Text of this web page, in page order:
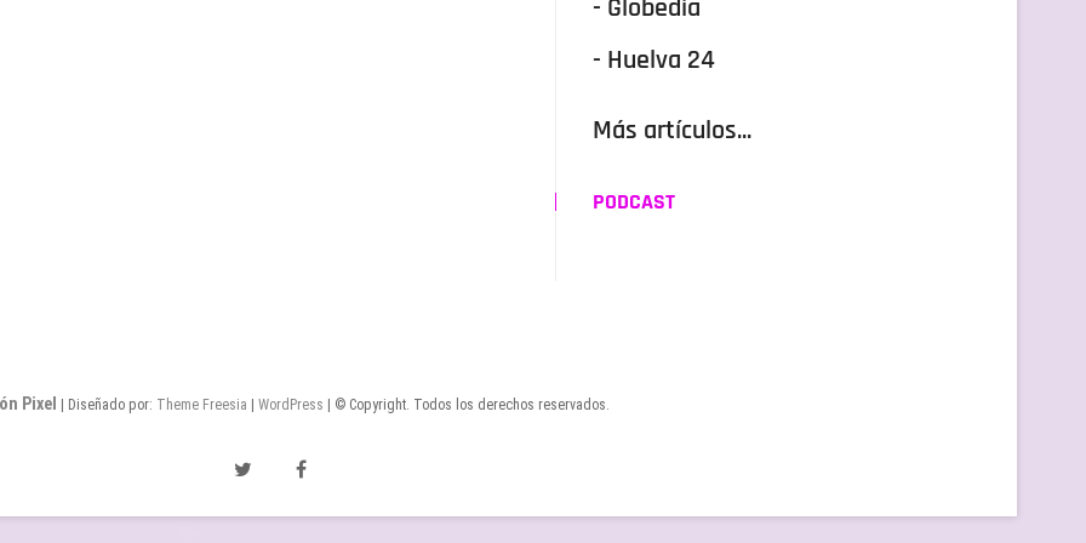
- Globedia
- Huelva 24
Más artículos...
PODCAST
Pixel | Diseñado por: Theme Freesia | WordPress | © Copyright. Todos los derechos reservados.
TwitterFacebook